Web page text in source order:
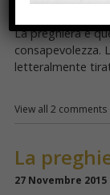
La preghiera è
consapevolezza.
letteralmente
View all 2 comments
La
27 Novembre 2015